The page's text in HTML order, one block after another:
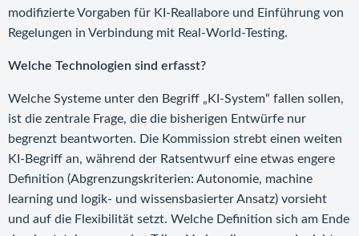
modifizierte Vorgaben für KI-Reallabore und Einführung von
Regelungen in Verbindung mit Real-World-Testing.
Welche Technologien sind erfasst?
Welche Systeme unter den Begriff „KI-System“ fallen sollen,
ist die zentrale Frage, die die bisherigen Entwürfe nur
begrenzt beantworten. Die Kommission strebt einen weiten
KI-Begriff an, während der Ratsentwurf eine etwas engere
Definition (Abgrenzungskriterien: Autonomie, machine
learning und logik- und wissensbasierter Ansatz) vorsieht
und auf die Flexibilität setzt. Welche Definition sich am Ende